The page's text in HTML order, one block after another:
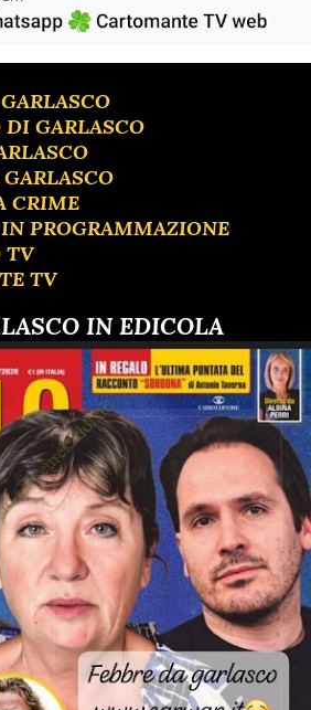
GARLASCO
CRIME
IN PROGRAMMAZIONE
TV
TV
IN EDICOLA